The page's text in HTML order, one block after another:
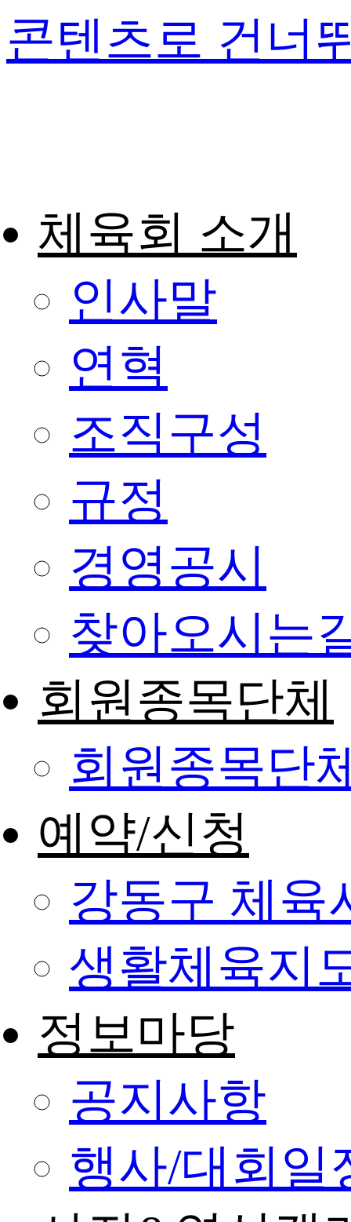
콘텐츠로 건너
체육회 소개
인사말
연혁
조직구성
규정
경영공시
찾아오시는
회원종목단체
회원종목단
예약/신청
강동구 체육
생활체육지
정보마당
공지사항
행사/대회일